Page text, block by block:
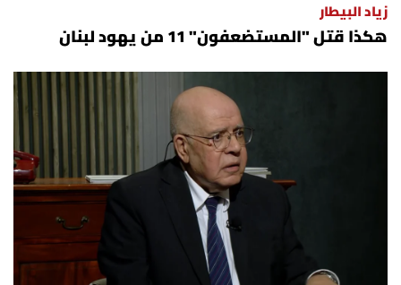
زياد البيطار
هكذا قتل "المستضعفون" 11 من يهود لبنان